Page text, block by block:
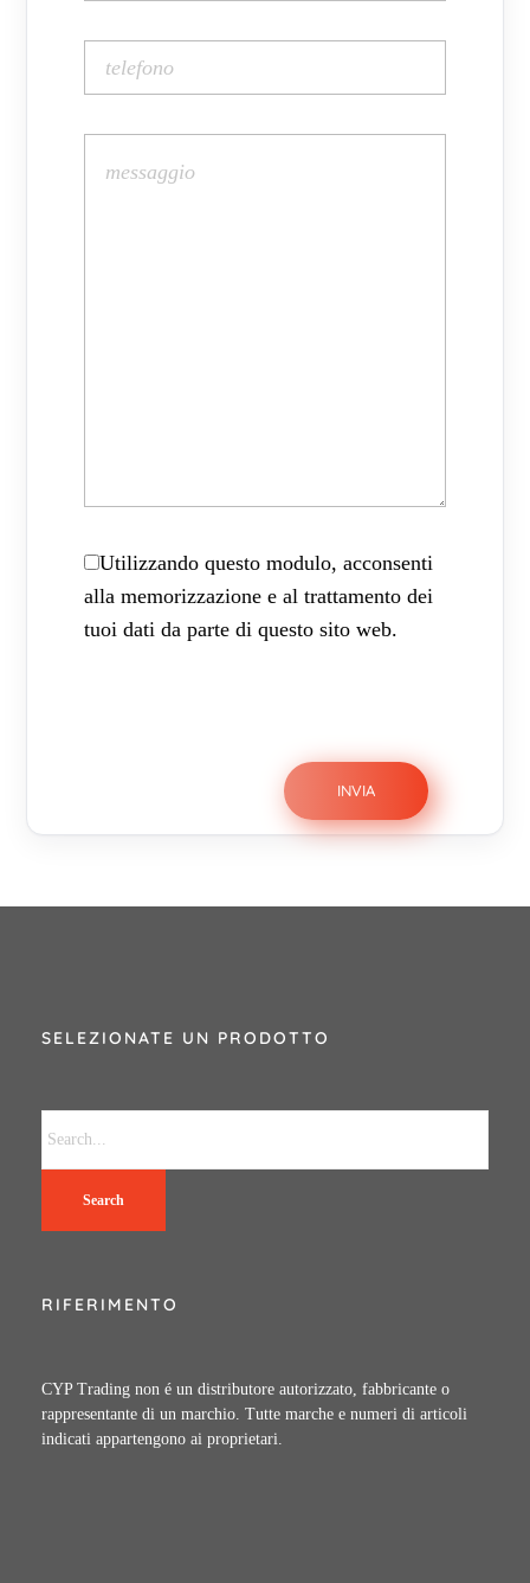
Utilizzando questo modulo, acconsenti
alla memorizzazione e al trattamento dei
tuoi dati da parte di questo sito web.
SELEZIONATE UN PRODOTTO
Search
RIFERIMENTO
CYP Trading non é un distributore autorizzato, fabbricante o
rappresentante di un marchio. Tutte marche e numeri di articoli
indicati appartengono ai proprietari.